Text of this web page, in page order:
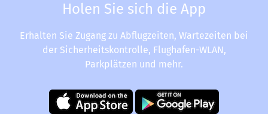
Holen Sie sich die App
Erhalten Sie Zugang zu Abflugzeiten, Wartezeiten bei
der Sicherheitskontrolle, Flughafen-WLAN,
Parkplätzen und mehr.